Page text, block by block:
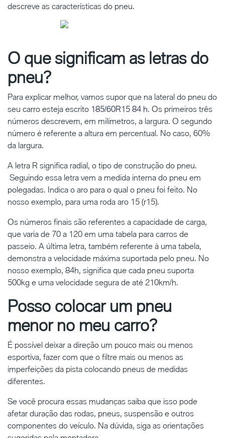
descreve as características do pneu.
O que significam as letras do
pneu?
Para explicar melhor, vamos supor que na lateral do pneu do
seu carro esteja escrito 185/60R15 84 h. Os primeiros três
números descrevem, em milímetros, a largura. O segundo
número é referente a altura em percentual. No caso, 60%
da largura.
A letra R significa radial, o tipo de construção do pneu.
Seguindo essa letra vem a medida interna do pneu em
polegadas. Indica o aro para o qual o pneu foi feito. No
nosso exemplo, para uma roda aro 15 (r15).
Os números finais são referentes a capacidade de carga,
que varia de 70 a 120 em uma tabela para carros de
passeio. A última letra, também referente à uma tabela,
demonstra a velocidade máxima suportada pelo pneu. No
nosso exemplo, 84h, significa que cada pneu suporta
500kg e uma velocidade segura de até 210km/h.
Posso colocar um pneu
menor no meu carro?
É possível deixar a direção um pouco mais ou menos
esportiva, fazer com que o filtre mais ou menos as
imperfeições da pista colocando pneus de medidas
diferentes.
Se você procura essas mudanças saiba que isso pode
afetar duração das rodas, pneus, suspensão e outros
componentes do veículo. Na dúvida, siga as orientações